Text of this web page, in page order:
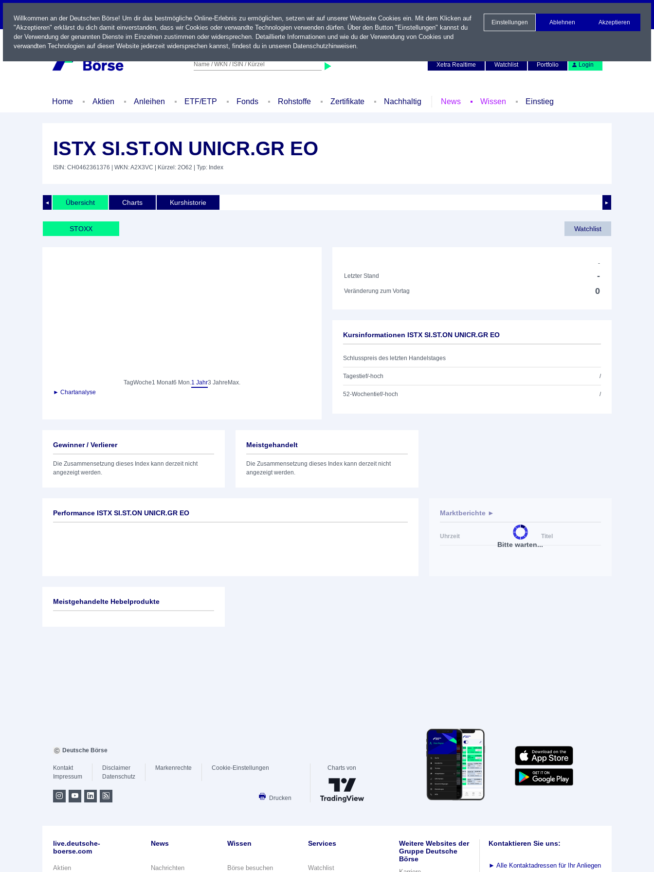
LIVE
Name / WKN / ISIN / Kürzel
Xetra Realtime
Watchlist Portfolio Login
Home Aktien Anleihen ETF/ETP Fonds Rohstoffe Zertifikate Nachhaltig News Wissen Einstieg
ISTX SI.ST.ON UNICR.GR EO
ISIN: CH0462361376 | WKN: A2X3VC | Kürzel: 2O62 | Typ: Index
◄ ►
Übersicht Charts Kurshistorie
STOXX Watchlist
TagWoche1 Monat6 Mon.1 Jahr3 Jahre Max.
► Chartanalyse
-
Letzter Stand
-
Veränderung zum Vortag 0
Kursinformationen ISTX SI.ST.ON UNICR.GR EO
Schlusspreis des letzten Handelstages
Tagestief/-hoch /
52-Wochentief/-hoch /
Gewinner / Verlierer
Die Zusammensetzung dieses Index kann derzeit nicht
angezeigt werden.
Meistgehandelt
Die Zusammensetzung dieses Index kann derzeit nicht
angezeigt werden.
Performance ISTX SI.ST.ON UNICR.GR EO
Bitte warten...
Marktberichte ►
Uhrzeit Titel
Meistgehandelte Hebelprodukte
Willkommen an der Deutschen Börse! Um dir das bestmögliche Online-Erlebnis zu ermöglichen, setzen wir auf unserer Webseite Cookies ein. Mit dem Klicken auf
"Akzeptieren" erklärst du dich damit einverstanden, dass wir Cookies oder verwandte Technologien verwenden dürfen. Über den Button "Einstellungen" kannst du
der Verwendung der genannten Dienste im Einzelnen zustimmen oder widersprechen. Detaillierte Informationen und wie du der Verwendung von Cookies und
verwandten Technologien auf dieser Website jederzeit widersprechen kannst, findest du in unseren Datenschutzhinweisen.
Einstellungen Ablehnen Akzeptieren
Deutsche Börse
Kontakt
Impressum
Disclaimer
Datenschutz
Markenrechte Cookie-Einstellungen
Drucken
Charts von
live.deutsche-
boerse.com
Aktien
News
Nachrichten
Wissen
Börse besuchen
Services
Watchlist
Weitere Websites der
Gruppe Deutsche
Börse
Kontaktieren Sie uns:
► Alle Kontaktadressen für Ihr Anliegen